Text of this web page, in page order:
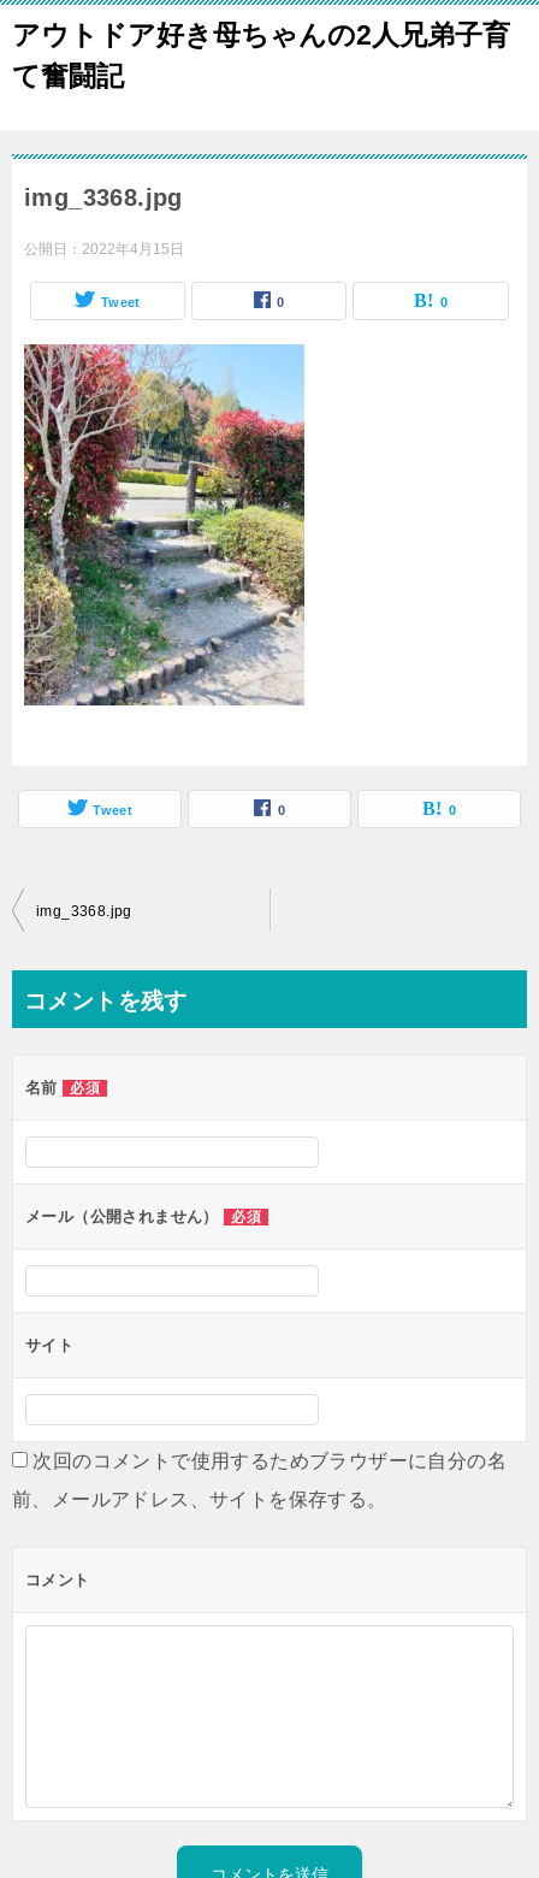
アウトドア好き母ちゃんの2人兄弟子育
て奮闘記
img_3368.jpg
公開日： 2022年4月15日
Tweet 0 0
Tweet 0 0
img_3368.jpg
コメントを残す
名前 必須
メール（公開されません） 必須
サイト
次回のコメントで使用するためブラウザーに自分の名
前、メールアドレス、サイトを保存する。
コメント